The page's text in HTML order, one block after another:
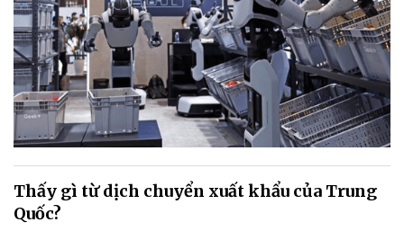
Thấy gì từ dịch chuyển xuất khẩu của Trung
Quốc?